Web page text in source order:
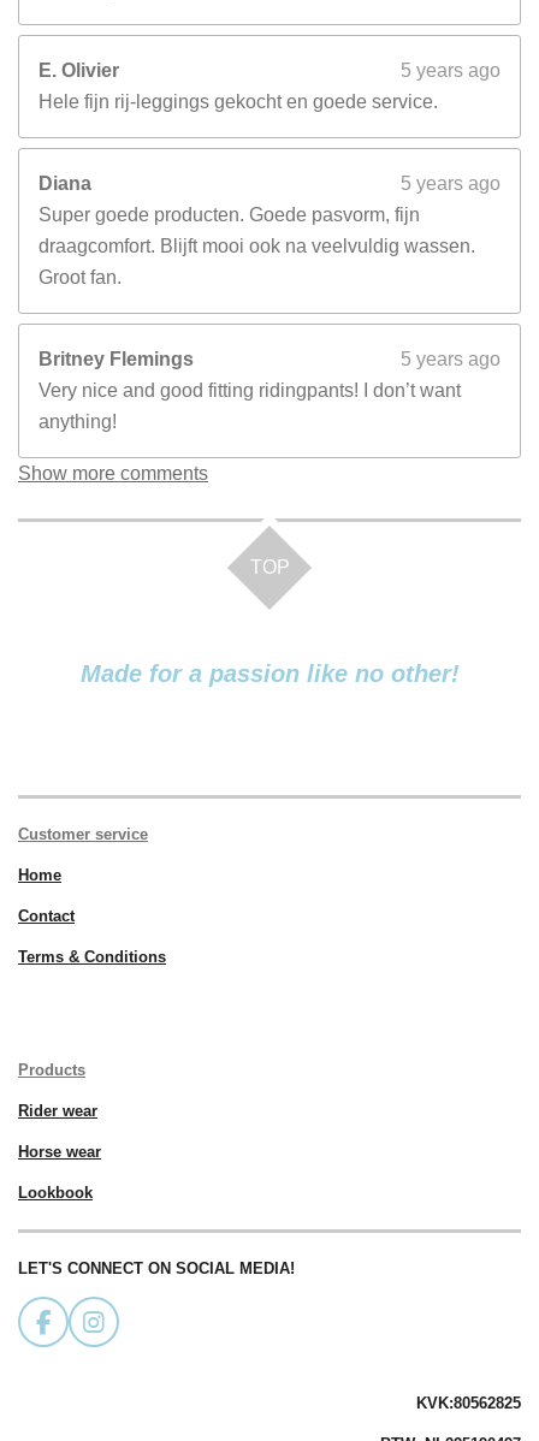
E. Olivier
5 years ago
Hele fijn rij-leggings gekocht en goede service.
Diana
5 years ago
Super goede producten. Goede pasvorm, fijn
draagcomfort. Blijft mooi ook na veelvuldig wassen.
Groot fan.
Britney Flemings
5 years ago
Very nice and good fitting ridingpants! I don’t want
anything!
Show more comments
TOP
Made for a passion like no other!
Customer service
Home
Contact
Terms & Conditions
Products
Rider wear
Horse wear
Lookbook
LET'S CONNECT ON SOCIAL MEDIA!
F
I
KVK:80562825